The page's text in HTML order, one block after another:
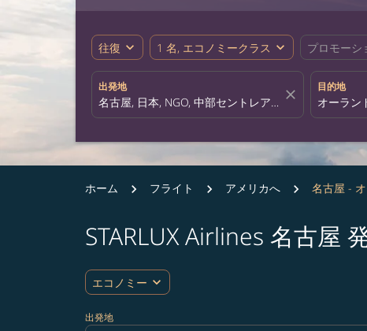
往復 expand_more 1 名, エコノミークラス expand_more プロモーシ
出発地
close
目的地
ホーム フライト アメリカへ 名古屋 -
STARLUX Airlines 名古屋
エコノミー expand_more
出発地
ルート (出発地および/または目的地) を更新する